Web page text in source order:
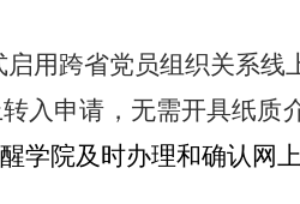
用跨省党员组织关系
入申请，无需开具纸质
学院及时办理和确认网上